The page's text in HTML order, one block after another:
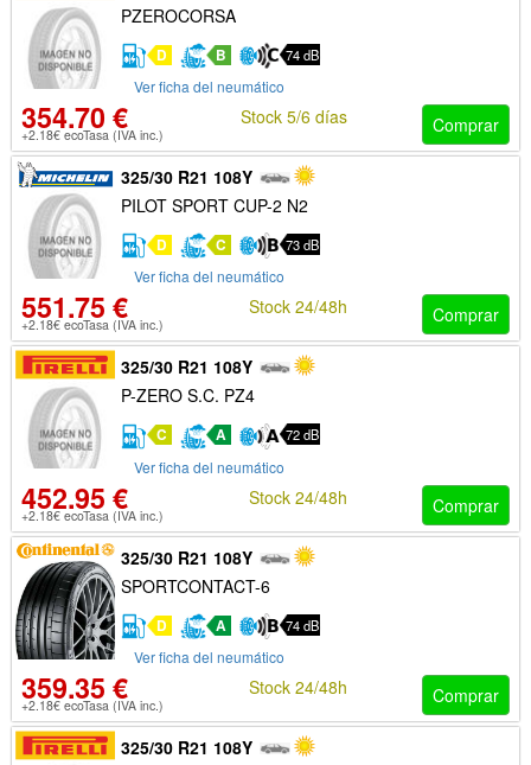
PZEROCORSA
D B 74 dB
Ver ficha del neumático
354.70 €
+2.18€ ecoTasa (IVA inc.) Comprar
Stock 5/6 días
325/30 R21 108Y
PILOT SPORT CUP-2 N2
D C 73 dB
Ver ficha del neumático
551.75 €
+2.18€ ecoTasa (IVA inc.) Comprar
Stock 24/48h
325/30 R21 108Y
P-ZERO S.C. PZ4
C A 72 dB
Ver ficha del neumático
452.95 €
+2.18€ ecoTasa (IVA inc.) Comprar
Stock 24/48h
325/30 R21 108Y
SPORTCONTACT-6
D A 74 dB
Ver ficha del neumático
359.35 €
+2.18€ ecoTasa (IVA inc.) Comprar
Stock 24/48h
325/30 R21 108Y